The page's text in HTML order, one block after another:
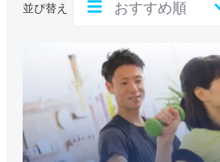
並び替え